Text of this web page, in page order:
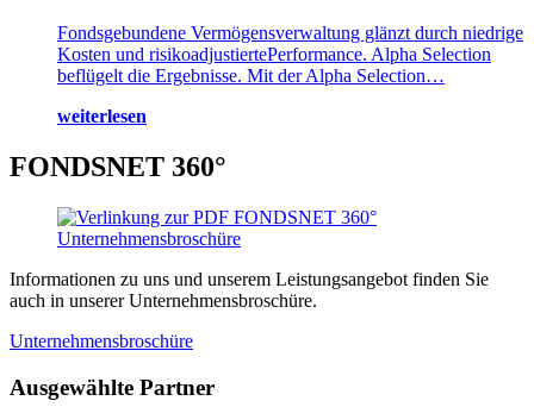
Fondsgebundene Vermögensverwaltung glänzt durch niedrige
Kosten und risikoadjustiertePerformance. Alpha Selection
beflügelt die Ergebnisse. Mit der Alpha Selection…
weiterlesen
FONDSNET 360°
Informationen zu uns und unserem Leistungsangebot finden Sie
auch in unserer Unternehmensbroschüre.
Unternehmensbroschüre
Ausgewählte Partner